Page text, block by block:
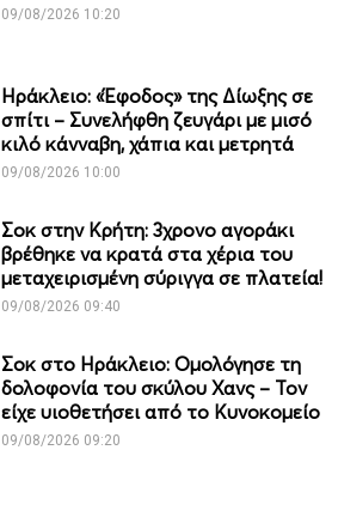
09/08/2026 10:20
Ηράκλειο: «Έφοδος» της Δίωξης σε
σπίτι – Συνελήφθη ζευγάρι με μισό
κιλό κάνναβη, χάπια και μετρητά
09/08/2026 10:00
Σοκ στην Κρήτη: 3χρονο αγοράκι
βρέθηκε να κρατά στα χέρια του
μεταχειρισμένη σύριγγα σε πλατεία!
09/08/2026 09:40
Σοκ στο Ηράκλειο: Ομολόγησε τη
δολοφονία του σκύλου Χανς – Τον
είχε υιοθετήσει από το Κυνοκομείο
09/08/2026 09:20